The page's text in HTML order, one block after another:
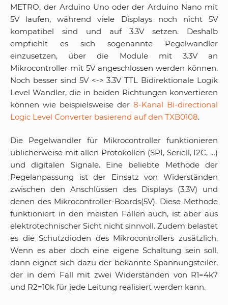
METRO, der Arduino Uno oder der Arduino Nano mit
5V laufen, während viele Displays noch nicht 5V
kompatibel sind und auf 3.3V setzen. Deshalb
empfiehlt es sich sogenannte Pegelwandler
einzusetzen, über die Module mit 3.3V an
Mikrocontroller mit 5V angeschlossen werden können.
Noch besser sind 5V <-> 3.3V TTL Bidirektionale Logik
Level Wandler, die in beiden Richtungen konvertieren
können wie beispielsweise der 8-Kanal Bi-directional
Logic Level Converter basierend auf den TXB0108.
Die Pegelwandler für Mikrocontroller funktionieren
üblicherweise mit allen Protokollen (SPI, Seriell, I2C, …)
und digitalen Signale. Eine beliebte Methode der
Pegelanpassung ist der Einsatz von Widerständen
zwischen den Anschlüssen des Displays (3.3V) und
denen des Mikrocontroller-Boards(5V). Diese Methode
funktioniert in den meisten Fällen auch, ist aber aus
elektrotechnischer Sicht nicht sinnvoll. Zudem belastet
es die Schutzdioden des Mikrocontrollers zusätzlich.
Wenn es aber doch eine eigene Schaltung sein soll,
dann eignet sich dazu der bekannte Spannungsteiler,
der in dem Fall mit zwei Widerständen von R1=4k7
und R2=10k für jede Leitung realisiert werden kann.